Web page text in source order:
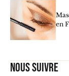
en
Nous suivre